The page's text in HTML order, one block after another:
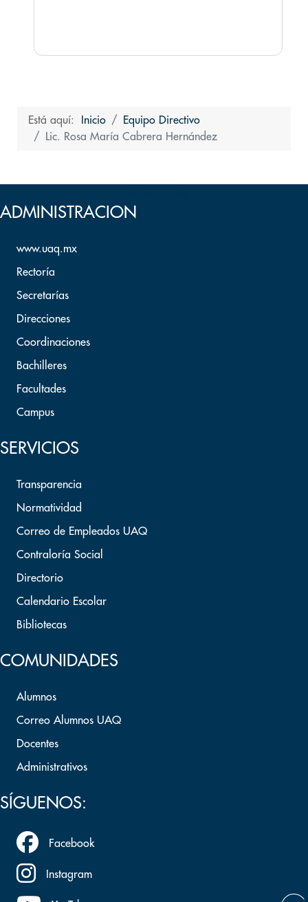
Está aquí: Inicio
Equipo Directivo
Lic. Rosa María Cabrera Hernández
ADMINISTRACION
www.uaq.mx
Rectoría
Secretarías
Direcciones
Coordinaciones
Bachilleres
Facultades
Campus
SERVICIOS
Transparencia
Normatividad
Correo de Empleados UAQ
Contraloría Social
Directorio
Calendario Escolar
Bibliotecas
COMUNIDADES
Alumnos
Correo Alumnos UAQ
Docentes
Administrativos
SÍGUENOS:
Facebook
Instagram